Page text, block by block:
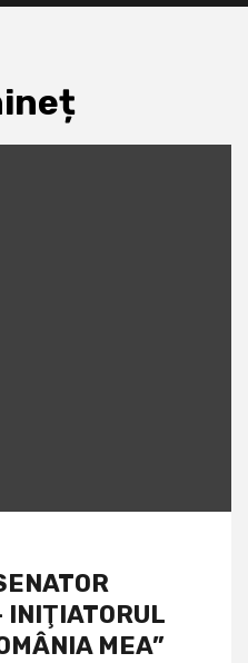
INIŢIATORUL
MEA”